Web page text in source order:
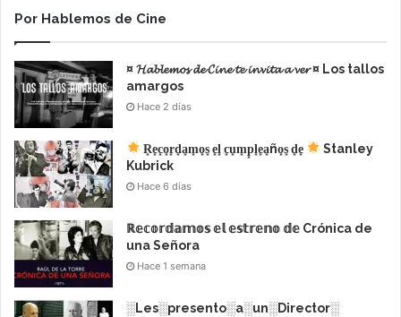
Por Hablemos de Cine
¤ 𝓗𝓪𝓫𝓵𝓮𝓶𝓸𝓼 𝓭𝓮 𝓒𝓲𝓷𝓮 𝓽𝓮 𝓲𝓷𝓿𝓲𝓽𝓪 𝓪 𝓿𝓮𝓻 ¤ Los tallos
amargos
Hace 2 días
R͙e͙c͙o͙r͙d͙a͙m͙o͙s͙ e͙l͙ c͙u͙m͙p͙l͙e͙a͙ño͙s͙ d͙e͙
Stanley
Kubrick
Hace 6 días
ℝ𝕖𝕔𝕠𝕣𝕕𝕒𝕞𝕠𝕤 𝕖𝕝 𝕖𝕤𝕥𝕣𝕖𝕟𝕠 𝕕𝕖 Crónica de
una Señora
Hace 1 semana
░Les░presento░a░un░Director░